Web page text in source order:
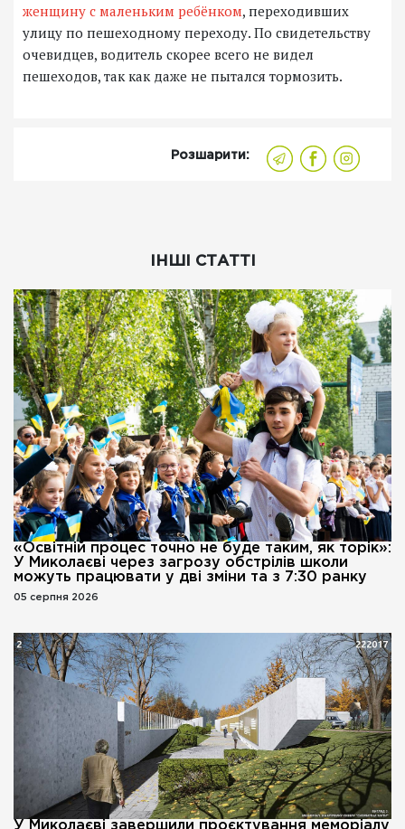
женщину с маленьким ребёнком, переходивших
улицу по пешеходному переходу. По свидетельству
очевидцев, водитель скорее всего не видел
пешеходов, так как даже не пытался тормозить.
Розшарити:
ІНШІ СТАТТІ
«Освітній процес точно не буде таким, як торік»:
У Миколаєві через загрозу обстрілів школи
можуть працювати у дві зміни та з 7:30 ранку
05 серпня 2026
У Миколаєві завершили проєктування меморіалу